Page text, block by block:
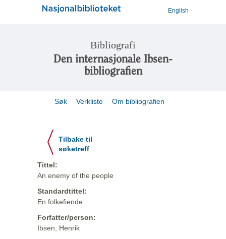
English
Bibliografi
Den internasjonale Ibsen-
bibliografien
Søk Verkliste Om bibliografien
Tilbake til
søketreff
Tittel:
An enemy of the people
Standardtittel:
En folkefiende
Forfatter/person:
Ibsen, Henrik